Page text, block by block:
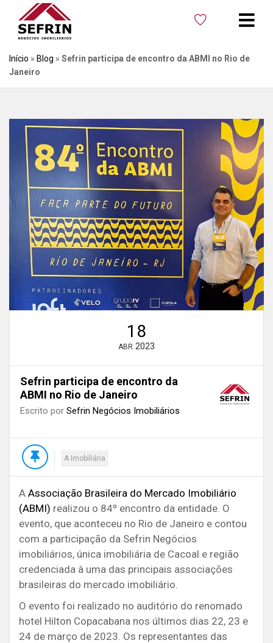
Início » Blog » Sefrin participa de encontro da ABMI no Rio de
Janeiro
18
ABR 2023
Sefrin participa de encontro da
ABMI no Rio de Janeiro
Escrito por Sefrin Negócios Imobiliários
A Imobiliária
A Associação Brasileira do Mercado Imobiliário
(ABMI) realizou o 84º encontro da entidade. O
evento, que aconteceu no Rio de Janeiro e contou
com a participação da Sefrin Negócios
imobiliários, única imobiliária de Cacoal e região
credenciada à uma das principais associações
brasileiras do mercado imobiliário.
O evento foi realizado no auditório do renomado
hotel Hilton Copacabana nos últimos dias 22, 23 e
24 de março de 2023. Os representantes das